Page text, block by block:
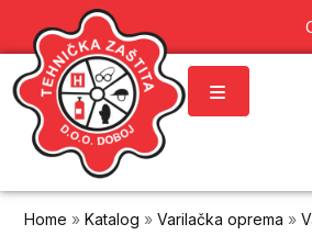
Home »Katalog »Varilačka oprema »